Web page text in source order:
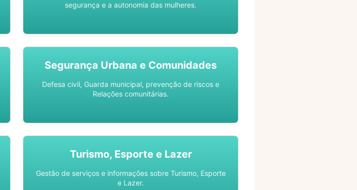
segurança e a autonomia das mulheres.
Segurança Urbana e Comunidades
Defesa civil, Guarda municipal, prevenção de riscos e
Relações comunitárias.
Turismo, Esporte e Lazer
Gestão de serviços e informações sobre Turismo, Esporte
e Lazer.